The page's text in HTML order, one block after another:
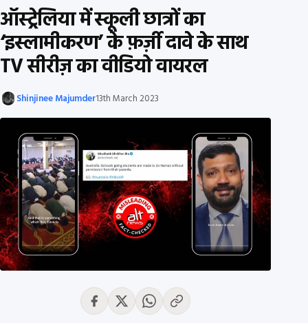
ऑस्ट्रेलिया में स्कूली छात्रों का
‘इस्लामीकरण’ के फ़र्ज़ी दावे के साथ
TV सीरीज़ का वीडियो वायरल
Shinjinee Majumder13th March 2023